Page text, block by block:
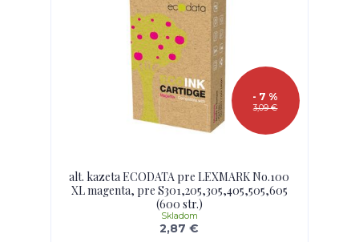
3,09 €
- 7 %
alt. kazeta ECODATA pre LEXMARK No.100
XL magenta, pre S301,205,305,405,505,605
(600 str.)
2,87 €
Skladom